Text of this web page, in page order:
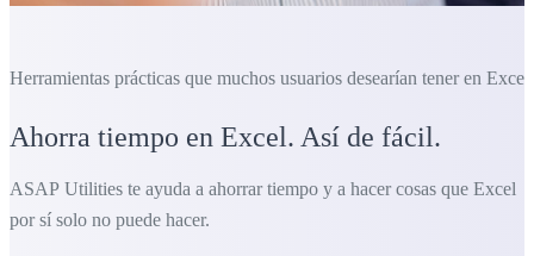
Herramientas prácticas que muchos usuarios desearían tener en Excel.
Ahorra tiempo en Excel. Así de fácil.
ASAP Utilities te ayuda a ahorrar tiempo y a hacer cosas que Excel
por sí solo no puede hacer.